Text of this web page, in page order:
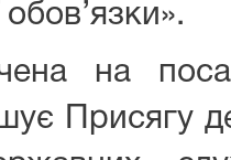
на
Присягу